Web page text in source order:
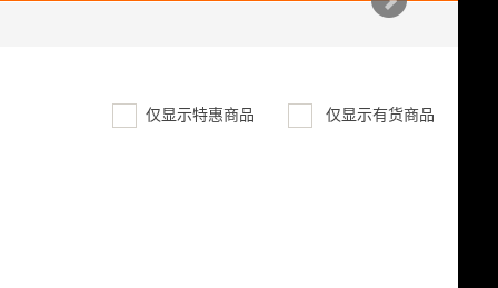
仅显示特惠商品 仅显示有货商品